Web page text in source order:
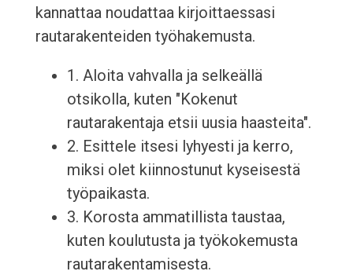
kannattaa noudattaa kirjoittaessasi
rautarakenteiden työhakemusta.
1. Aloita vahvalla ja selkeällä
otsikolla, kuten "Kokenut
rautarakentaja etsii uusia haasteita".
2. Esittele itsesi lyhyesti ja kerro,
miksi olet kiinnostunut kyseisestä
työpaikasta.
3. Korosta ammatillista taustaa,
kuten koulutusta ja työkokemusta
rautarakentamisesta.